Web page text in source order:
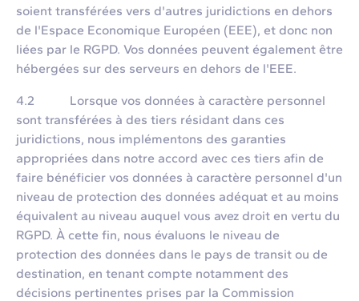
soient transférées vers d'autres juridictions en dehors
de l'Espace Economique Européen (EEE), et donc non
liées par le RGPD. Vos données peuvent également être
hébergées sur des serveurs en dehors de l'EEE.
4.2 Lorsque vos données à caractère personnel
sont transférées à des tiers résidant dans ces
juridictions, nous implémentons des garanties
appropriées dans notre accord avec ces tiers afin de
faire bénéficier vos données à caractère personnel d'un
niveau de protection des données adéquat et au moins
équivalent au niveau auquel vous avez droit en vertu du
RGPD. À cette fin, nous évaluons le niveau de
protection des données dans le pays de transit ou de
destination, en tenant compte notamment des
décisions pertinentes prises par la Commission